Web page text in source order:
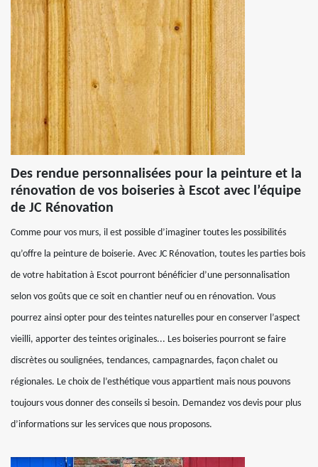
Des rendue personnalisées pour la peinture et la
rénovation de vos boiseries à Escot avec l’équipe
de JC Rénovation
Comme pour vos murs, il est possible d’imaginer toutes les possibilités
qu’offre la peinture de boiserie. Avec JC Rénovation, toutes les parties bois
de votre habitation à Escot pourront bénéficier d’une personnalisation
selon vos goûts que ce soit en chantier neuf ou en rénovation. Vous
pourrez ainsi opter pour des teintes naturelles pour en conserver l’aspect
vieilli, apporter des teintes originales... Les boiseries pourront se faire
discrètes ou soulignées, tendances, campagnardes, façon chalet ou
régionales. Le choix de l’esthétique vous appartient mais nous pouvons
toujours vous donner des conseils si besoin. Demandez vos devis pour plus
d’informations sur les services que nous proposons.